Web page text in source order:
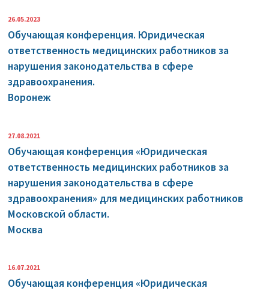
26.05.2023
Обучающая конференция. Юридическая
ответственность медицинских работников за
нарушения законодательства в сфере
здравоохранения.
Воронеж
27.08.2021
Обучающая конференция «Юридическая
ответственность медицинских работников за
нарушения законодательства в сфере
здравоохранения» для медицинских работников
Московской области.
Москва
16.07.2021
Обучающая конференция «Юридическая